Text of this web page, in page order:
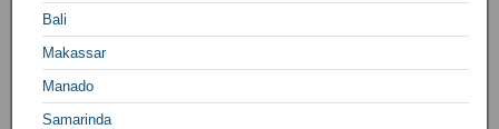
Bali
Makassar
Manado
Samarinda